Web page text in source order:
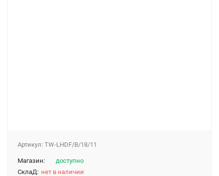
Артикул: TW-LHDF/B/18/11
Магазин:
доступно
СклаД: нет в наличии